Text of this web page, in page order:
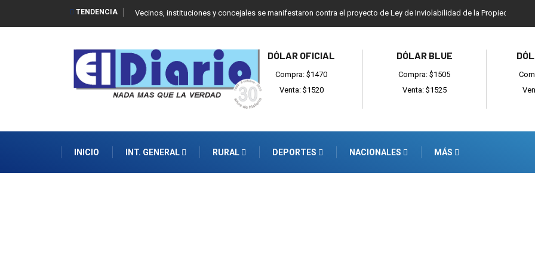
TENDENCIA Vecinos, instituciones y concejales se manifestaron contra el proyecto de Ley de Inviolabilidad de la Propiedad
DÓLAR OFICIAL
Compra: $1470
Venta: $1520
DÓLAR BLUE
Compra: $1505
Venta: $1525
INICIO INT. GENERAL RURAL DEPORTES NACIONALES MÁS